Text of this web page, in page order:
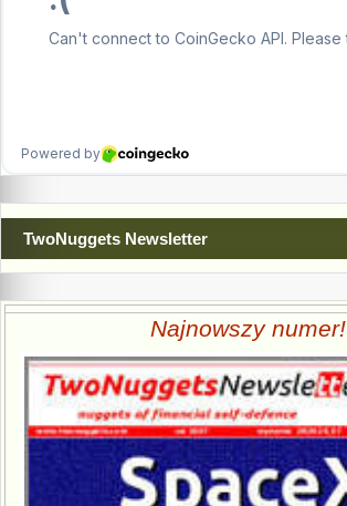
TwoNuggets Newsletter
Najnowszy numer!